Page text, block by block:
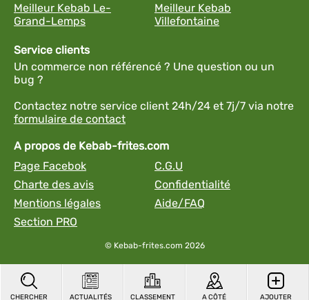
CHERCHER ACTUALITÉS CLASSEMENT A CÔTÉ AJOUTER
Meilleur Kebab Le-
Grand-Lemps
Meilleur Kebab
Villefontaine
Service clients
Un commerce non référencé ? Une question ou un
bug ?
Contactez notre service client 24h/24 et 7j/7 via notre
formulaire de contact
A propos de Kebab-frites.com
Page Facebok
C.G.U
Charte des avis
Confidentialité
Mentions légales
Aide/FAQ
Section PRO
© Kebab-frites.com 2026